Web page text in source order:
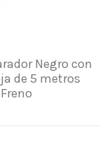
Negro con
de 5 metros
Freno